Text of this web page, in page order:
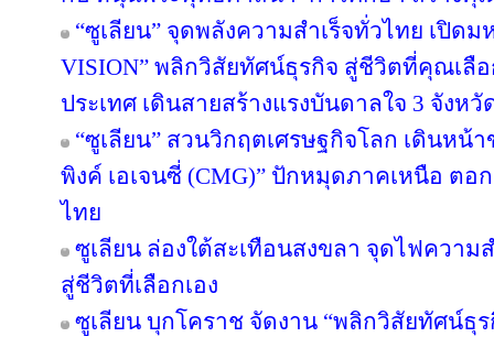
“ซูเลียน” จุดพลังความสำเร็จทั่วไทย เปิดม
VISION” พลิกวิสัยทัศน์ธุรกิจ สู่ชีวิตที่คุณเลื
ประเทศ เดินสายสร้างแรงบันดาลใจ 3 จังห
“ซูเลียน” สวนวิกฤตเศรษฐกิจโลก เดินหน้
พิงค์ เอเจนซี่ (CMG)” ปักหมุดภาคเหนือ ตอ
ไทย
ซูเลียน ล่องใต้สะเทือนสงขลา จุดไฟความ
สู่ชีวิตที่เลือกเอง
ซูเลียน บุกโคราช จัดงาน “พลิกวิสัยทัศน์ธุ